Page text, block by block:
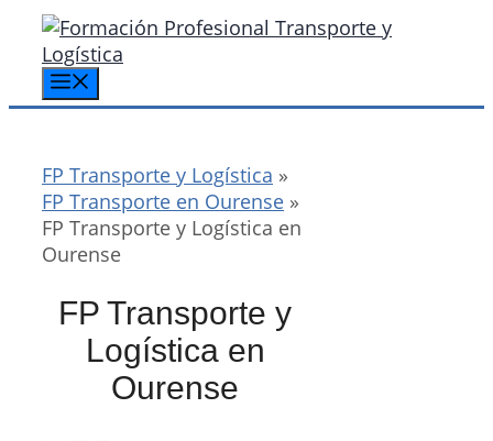
Saltar
contenido
FP Transporte y Logística »
FP Transporte en Ourense »
FP Transporte y Logística en
Ourense
FP Transporte y
Logística en
Ourense